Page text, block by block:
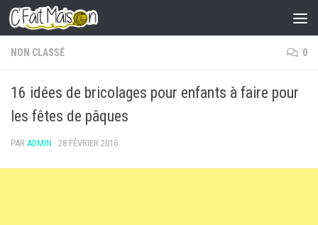
Skip to content
NON CLASSÉ 0
16 idées de bricolages pour enfants à faire pour
les fêtes de pâques
PAR ADMIN · 28 FÉVRIER 2016